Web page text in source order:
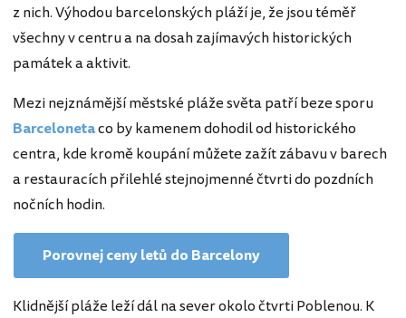
z nich. Výhodou barcelonských pláží je, že jsou téměř
všechny v centru a na dosah zajímavých historických
památek a aktivit.
Mezi nejznámější městské pláže světa patří beze sporu
Barcelonetaco by kamenem dohodil od historického
centra, kde kromě koupání můžete zažít zábavu v barech
a restauracích přilehlé stejnojmenné čtvrti do pozdních
nočních hodin.
Porovnej ceny letů do Barcelony
Klidnější pláže leží dál na sever okolo čtvrti Poblenou. K